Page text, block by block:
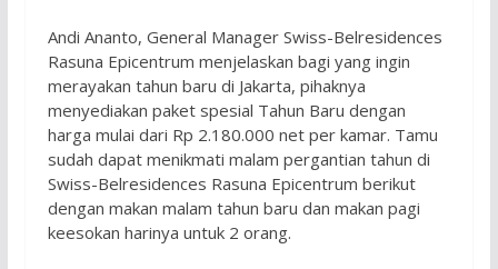
Andi Ananto, General Manager Swiss-Belresidences
Rasuna Epicentrum menjelaskan bagi yang ingin
merayakan tahun baru di Jakarta, pihaknya
menyediakan paket spesial Tahun Baru dengan
harga mulai dari Rp 2.180.000 net per kamar. Tamu
sudah dapat menikmati malam pergantian tahun di
Swiss-Belresidences Rasuna Epicentrum berikut
dengan makan malam tahun baru dan makan pagi
keesokan harinya untuk 2 orang.